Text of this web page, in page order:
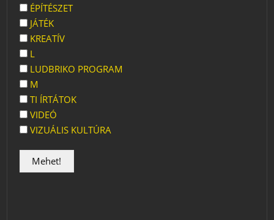
ÉPÍTÉSZET
JÁTÉK
KREATÍV
L
LUDBRIKO PROGRAM
M
TI ÍRTÁTOK
VIDEÓ
VIZUÁLIS KULTÚRA